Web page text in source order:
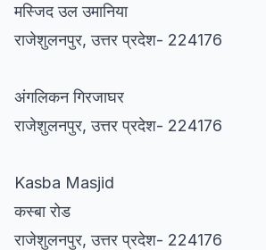
मस्जिद उल उमानिया
राजेशुलनपुर, उत्तर प्रदेश- 224176
अंगलिकन गिरजाघर
राजेशुलनपुर, उत्तर प्रदेश- 224176
Kasba Masjid
कस्बा रोड
राजेशुलनपुर, उत्तर प्रदेश- 224176